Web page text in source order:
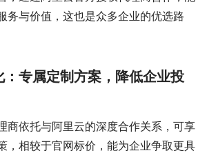
务与价值，这也是众多企业的优选路
：专属定制方案，降低企业投
商依托与阿里云的深度合作关系，可享
，相较于官网标价，能为企业争取更具